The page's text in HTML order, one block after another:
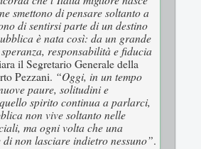
smettono di pensare soltanto a
di sentirsi parte di un destino
è nata così: da un grande
responsabilità e fiducia
il Segretario Generale della
Pezzani. “Oggi, in un tempo
paure, solitudini e
spirito continua a parlarci,
non vive soltanto nelle
ma ogni volta che una
di non lasciare indietro nessuno”.